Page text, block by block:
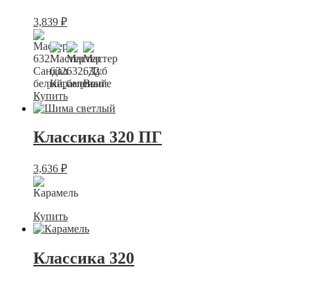
3,839 ₽
Купить
Классика 320 ПГ
3,636 ₽
Купить
Классика 320